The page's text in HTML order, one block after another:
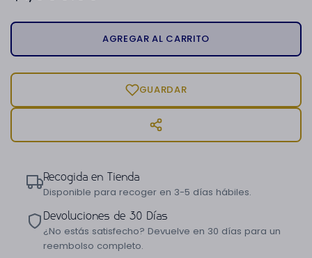
AGREGAR AL CARRITO
GUARDAR
Recogida en Tienda
Disponible para recoger en 3-5 días hábiles.
Devoluciones de 30 Días
¿No estás satisfecho? Devuelve en 30 días para un
reembolso completo.